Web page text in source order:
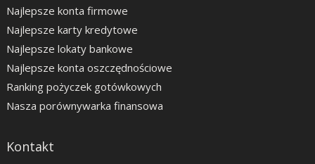
Najlepsze konta firmowe
Najlepsze karty kredytowe
Najlepsze lokaty bankowe
Najlepsze konta oszczędnościowe
Ranking pożyczek gotówkowych
Nasza porównywarka finansowa
Kontakt